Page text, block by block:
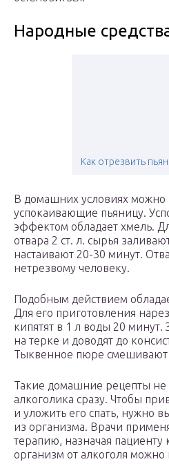
Народные
Как отрезвить
В домашних условиях можно
успокаивающие пьяницу.
эффектом обладает хмель.
отвара 2 ст. л. сырья
настаивают 20-30 минут.
нетрезвому человеку.
Подобным действием
Для его приготовления
кипятят в 1 л воды 20
на терке и доводят до
Тыквенное пюре смешивают
Такие домашние рецепты не
алкоголика сразу. Чтобы
и уложить его спать, нужно
из организма. Врачи
терапию, назначая пациенту
организм от алкоголя